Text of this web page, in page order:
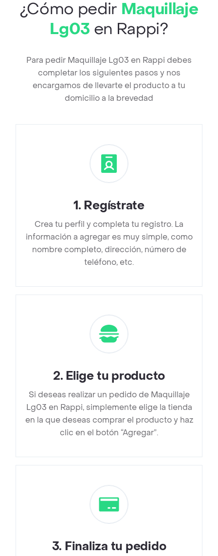
¿Cómo pedir Maquillaje
Lg03 en Rappi?
Para pedir Maquillaje Lg03 en Rappi debes
completar los siguientes pasos y nos
encargamos de llevarte el producto a tu
domicilio a la brevedad
1. Regístrate
Crea tu perfil y completa tu registro. La
información a agregar es muy simple, como
nombre completo, dirección, número de
teléfono, etc.
2. Elige tu producto
Si deseas realizar un pedido de Maquillaje
Lg03 en Rappi, simplemente elige la tienda
en la que deseas comprar el producto y haz
clic en el botón “Agregar”.
3. Finaliza tu pedido